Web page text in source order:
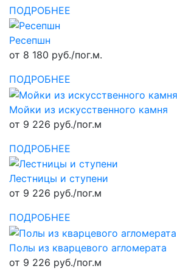
ПОДРОБНЕЕ
Ресепшн
от 8 180 руб./пог.м.
ПОДРОБНЕЕ
Мойки из искусственного камня
от 9 226 руб./пог.м
ПОДРОБНЕЕ
Лестницы и ступени
от 9 226 руб./пог.м
ПОДРОБНЕЕ
Полы из кварцевого агломерата
от 9 226 руб./пог.м